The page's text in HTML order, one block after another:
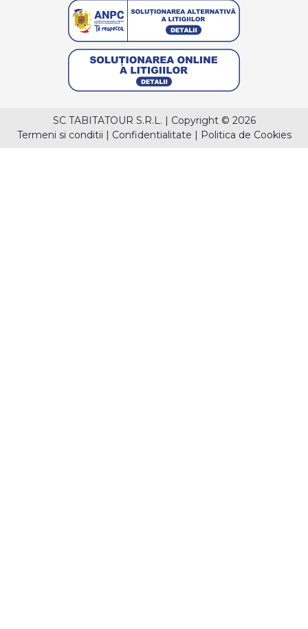
SC TABITATOUR S.R.L. | Copyright © 2026
Termeni si conditii | Confidentialitate | Politica de Cookies